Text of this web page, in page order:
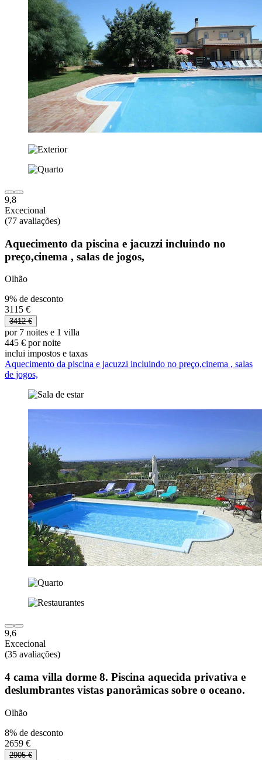
9,8
Excecional
(77 avaliações)
Aquecimento da piscina e jacuzzi incluindo no
preço,cinema , salas de jogos,
Olhão
9% de desconto
3115 €
3412 €
por 7 noites e 1 villa
445 € por noite
inclui impostos e taxas
Aquecimento da piscina e jacuzzi incluindo no preço,cinema , salas
de jogos,
9,6
Excecional
(35 avaliações)
4 cama villa dorme 8. Piscina aquecida privativa e
deslumbrantes vistas panorâmicas sobre o oceano.
Olhão
8% de desconto
2659 €
2905 €